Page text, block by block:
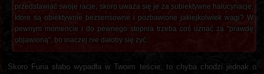
przedstawiać swoje racje, skoro uważa się je za subiektywne halucynacje,
które są obiektywnie bezsensowne i pozbawione jakiejkolwiek wagi? W
pewnym momencie i do pewnego stopnia trzeba coś uznać za "prawdę
objawioną", bo inaczej nie dałoby się żyć.
Skoro Furia słabo wypadła w Twoim teście, to chyba chodzi jednak o